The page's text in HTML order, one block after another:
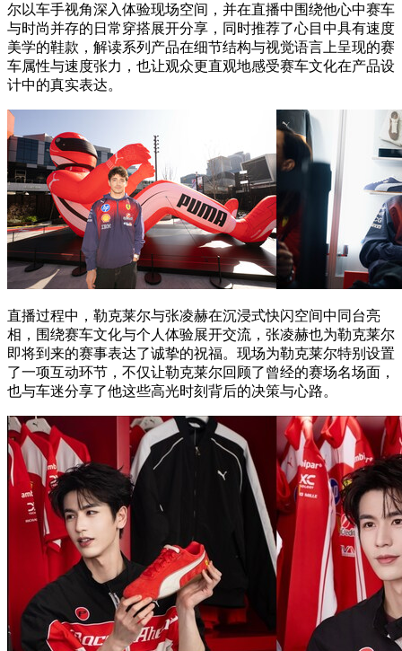
尔以车手视角深入体验现场空间，并在直播中围绕他心中赛车
与时尚并存的日常穿搭展开分享，同时推荐了心目中具有速度
美学的鞋款，解读系列产品在细节结构与视觉语言上呈现的赛
车属性与速度张力，也让观众更直观地感受赛车文化在产品设
计中的真实表达。
直播过程中，勒克莱尔与张凌赫在沉浸式快闪空间中同台亮
相，围绕赛车文化与个人体验展开交流，张凌赫也为勒克莱尔
即将到来的赛事表达了诚挚的祝福。现场为勒克莱尔特别设置
了一项互动环节，不仅让勒克莱尔回顾了曾经的赛场名场面，
也与车迷分享了他这些高光时刻背后的决策与心路。